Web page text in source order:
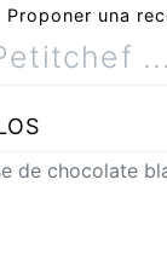
Proponer una
de chocolate